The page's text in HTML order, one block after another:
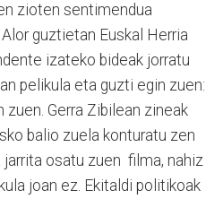
zioten sentimendua
guztietan Euskal Herria
izateko bideak jorratu
pelikula eta guzti egin zuen:
zuen. Gerra Zibilean zineak
balio zuela konturatu zen
osatu zuen filma, nahiz
joan ez. Ekitaldi politikoak